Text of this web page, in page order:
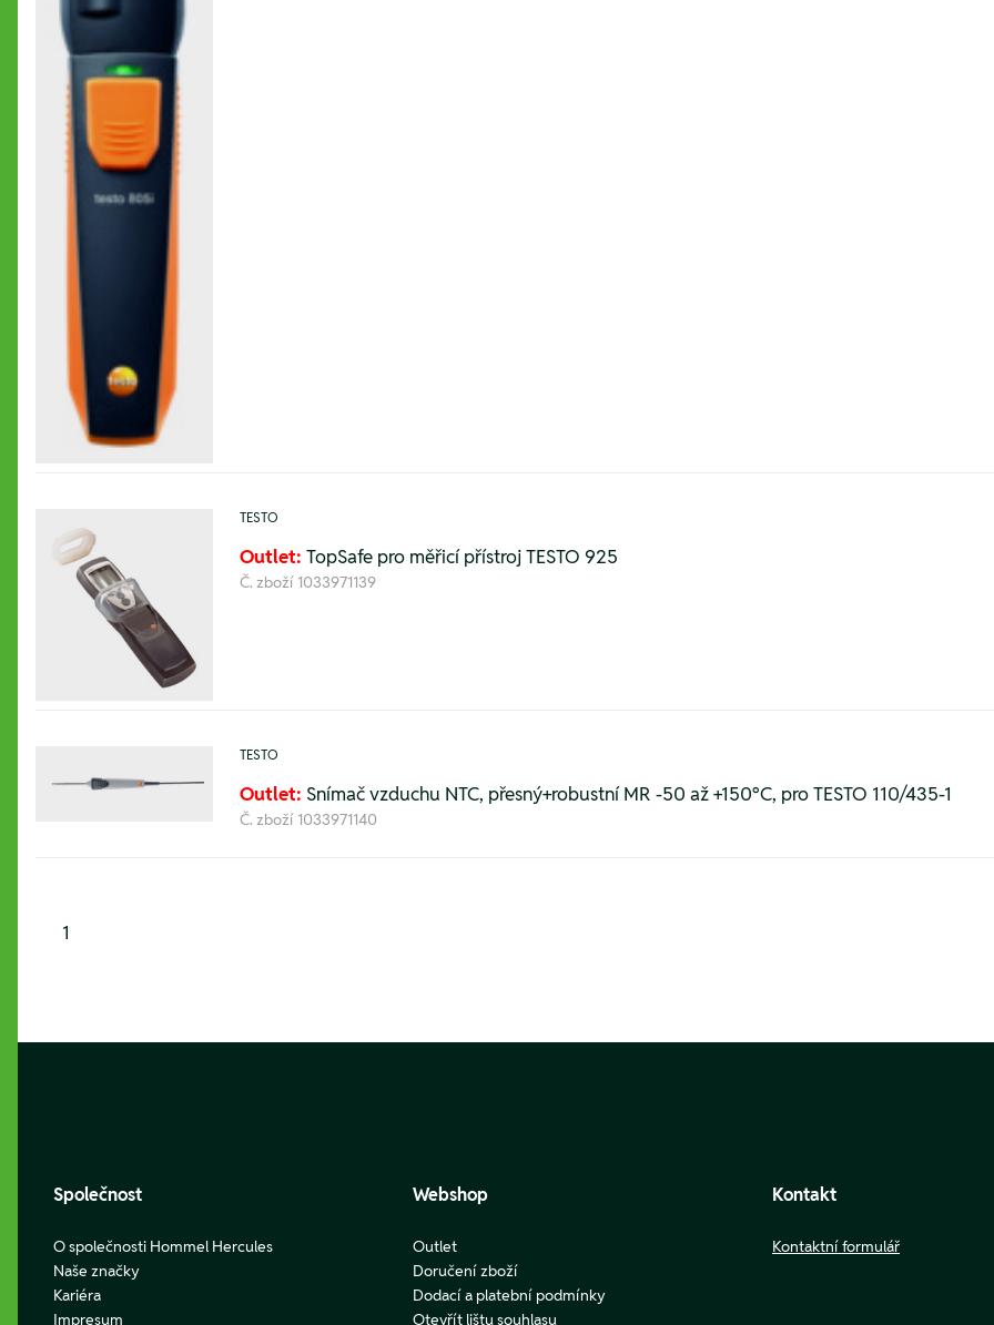
TESTO
Outlet: TopSafe pro měřicí přístroj TESTO 925
Č. zboží 1033971139
TESTO
Outlet: Snímač vzduchu NTC, přesný+robustní MR -50 až +150°C, pro TESTO 110/435-1
Č. zboží 1033971140
1
Společnost
O společnosti Hommel Hercules
Naše značky
Kariéra
Impresum
Webshop
Outlet
Doručení zboží
Dodací a platební podmínky
Otevřít lištu souhlasu
Kontakt
Kontaktní formulář